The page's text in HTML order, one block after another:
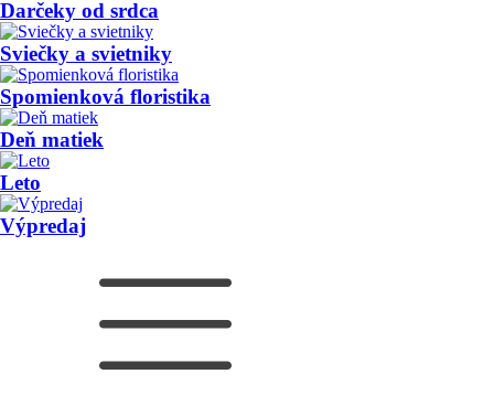
Darčeky od srdca
Sviečky a svietniky
Spomienková floristika
Deň matiek
Leto
Výpredaj